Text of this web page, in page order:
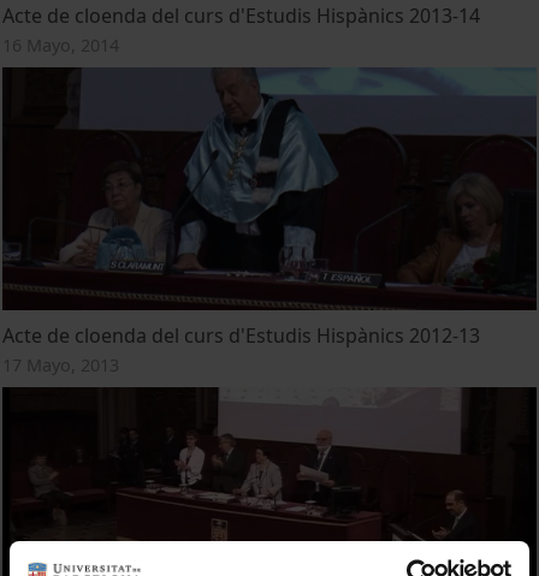
Acte de cloenda del curs d'Estudis Hispànics 2013-14
16 Mayo, 2014
Acte de cloenda del curs d'Estudis Hispànics 2012-13
17 Mayo, 2013